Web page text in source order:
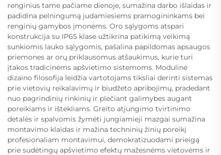
renginius tame pačiame dienoje, sumažina darbo išlaidas ir
padidina pelningumą judamiesiems pramogininkams bei
renginių gamybos įmonėms. Oro sąlygoms atspari
konstrukcija su IP65 klase užtikrina patikimą veikimą
sunkiomis lauko sąlygomis, pašalina papildomas apsaugos
priemones ar orų priklausomus atšaukimus, kurie turi
įtakos tradicinėms apšvietimo sistemoms. Modulinė
dizaino filosofija leidžia vartotojams tiksliai derinti sistemas
prie vietovių reikalavimų ir biudžeto apribojimų, pradedant
nuo pagrindinių rinkinių ir plečiant galimybes augant
poreikiams ir ištekliams. Greito atjungimo tvirtinimo
detalės ir spalvomis žymėti jungiamieji mazgai sumažina
montavimo klaidas ir mažina techninių žinių poreikį
profesionaliam montavimui, demokratizuodami prieigą
prie sudėtingų apšvietimo efektų mažesnėms vietovėms ir